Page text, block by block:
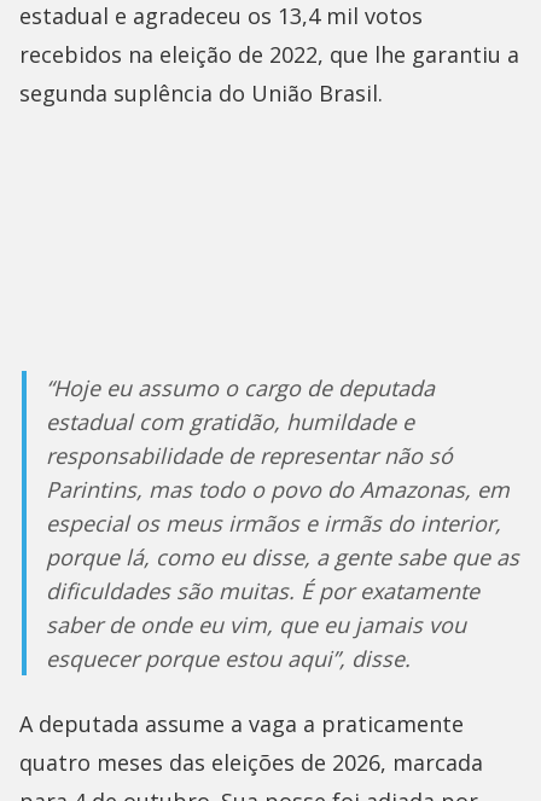
estadual e agradeceu os 13,4 mil votos
recebidos na eleição de 2022, que lhe garantiu a
segunda suplência do União Brasil.
“Hoje eu assumo o cargo de deputada
estadual com gratidão, humildade e
responsabilidade de representar não só
Parintins, mas todo o povo do Amazonas, em
especial os meus irmãos e irmãs do interior,
porque lá, como eu disse, a gente sabe que as
dificuldades são muitas. É por exatamente
saber de onde eu vim, que eu jamais vou
esquecer porque estou aqui”, disse.
A deputada assume a vaga a praticamente
quatro meses das eleições de 2026, marcada